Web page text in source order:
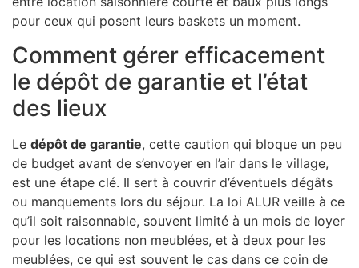
pour ceux qui posent leurs baskets un moment.
Comment gérer efficacement
le dépôt de garantie et l’état
des lieux
Le dépôt de garantie, cette caution qui bloque un peu
de budget avant de s’envoyer en l’air dans le village,
est une étape clé. Il sert à couvrir d’éventuels dégâts
ou manquements lors du séjour. La loi ALUR veille à ce
qu’il soit raisonnable, souvent limité à un mois de loyer
pour les locations non meublées, et à deux pour les
meublées, ce qui est souvent le cas dans ce coin de